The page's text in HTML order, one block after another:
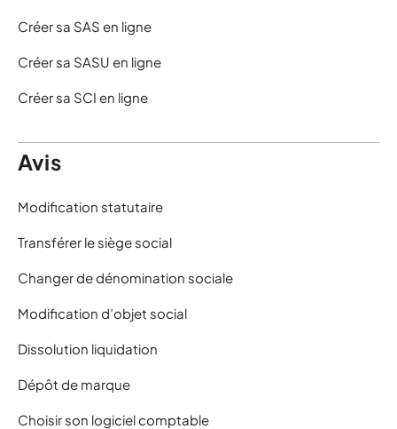
Créer sa SAS en ligne
Créer sa SASU en ligne
Créer sa SCI en ligne
Avis
Modification statutaire
Transférer le siège social
Changer de dénomination sociale
Modification d’objet social
Dissolution liquidation
Dépôt de marque
Choisir son logiciel comptable